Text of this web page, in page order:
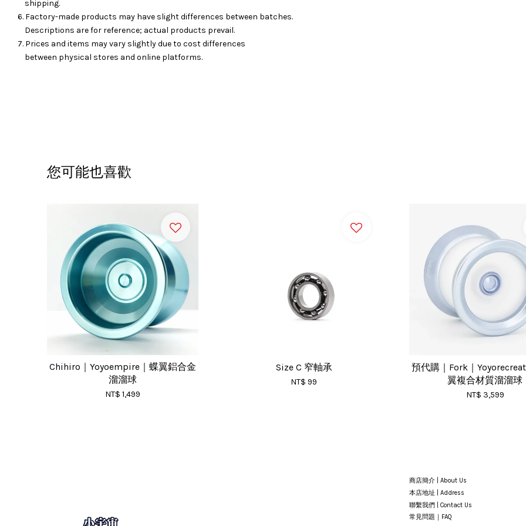
shipping.
6. Factory-made products may have slight differences between batches.
Descriptions are for reference; actual products prevail.
7. Prices and items may vary slightly due to cost differences
between physical stores and online platforms.
您可能也喜歡
Chihiro｜Yoyoempire｜蝶翼鋁合金
溜溜球
NT$ 1,499
Size C 窄軸承
NT$ 99
預代購｜Fork｜
翼複合材質溜溜球
NT$ 3,599
商店簡介 | About Us
本店地址 | Address
聯繫我們 | Contact Us
常見問題｜FAQ